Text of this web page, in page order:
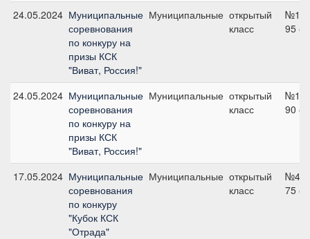
24.05.2024 Муниципальные
соревнования
по конкуру на
призы КСК
"Виват, Россия!"
Муниципальные открытый
класс
№12,
95 см
24.05.2024 Муниципальные
соревнования
по конкуру на
призы КСК
"Виват, Россия!"
Муниципальные открытый
класс
№10,
90 см
17.05.2024 Муниципальные
соревнования
по конкуру
"Кубок КСК
"Отрада"
Муниципальные открытый
класс
№4,
75 см